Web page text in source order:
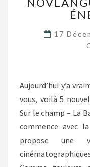
17
Aujourd’hui y’a
vous, voilà 5
Sur le champ – La
commence avec
propose une